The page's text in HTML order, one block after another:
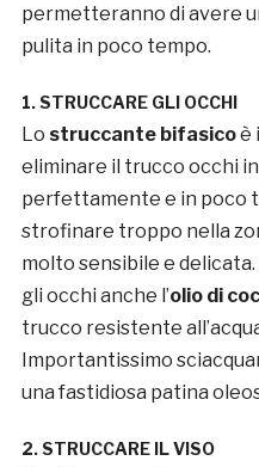
permetteranno di avere
pulita in poco tempo.
1. STRUCCARE GLI OCCHI
Lo struccante bifasicoè
eliminare il trucco occhi
perfettamente e in poco
strofinare troppo nella
molto sensibile e
gli occhi anche l’olio di
trucco resistente
Importantissimo
una fastidiosa patina
2. STRUCCARE IL VISO